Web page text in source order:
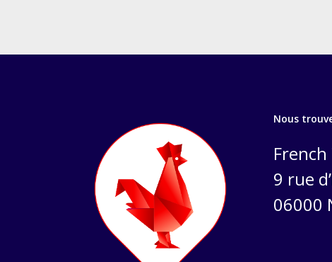
Nous
French
9 rue
06000